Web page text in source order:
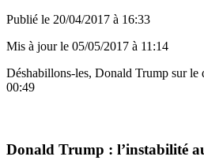
Publié le 20/04/2017 à 16:33
Mis à jour le 05/05/2017 à 11:14
Déshabillons-les, Donald Trump sur le
00:49
Donald Trump : l’instabilité